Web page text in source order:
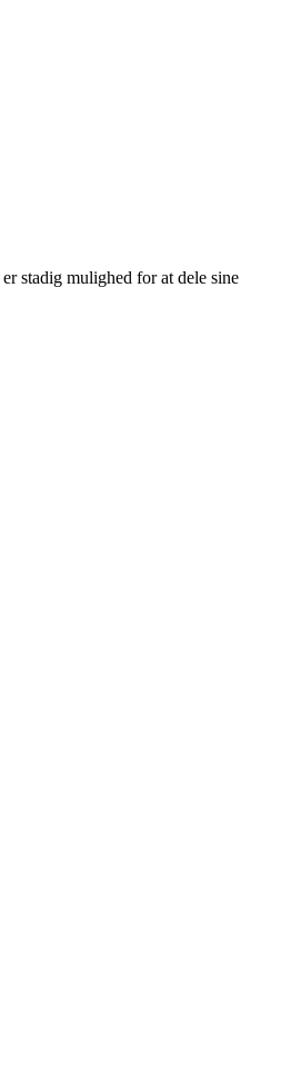
stadig mulighed for at dele sine